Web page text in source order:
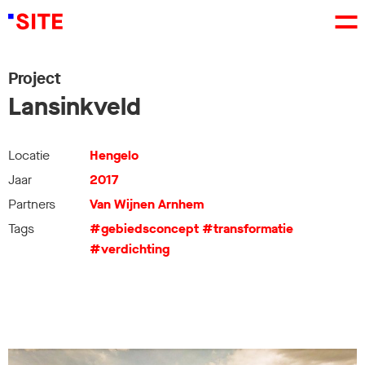
Project
Lansinkveld
Locatie
Hengelo
Jaar
2017
Partners
Van Wijnen Arnhem
Tags
#gebiedsconcept#transformatie
#verdichting